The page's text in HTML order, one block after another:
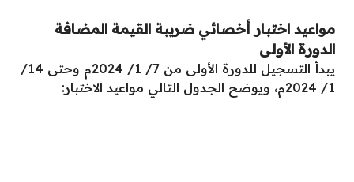
مواعيد اختبار أخصائي ضريبة القيمة المضافة
الدورة الأولى
يبدأ التسجيل للدورة الأولى من 7/ 1/ 2024م وحتى 14/
1/ 2024م، ويوضح الجدول التالي مواعيد الاختبار: